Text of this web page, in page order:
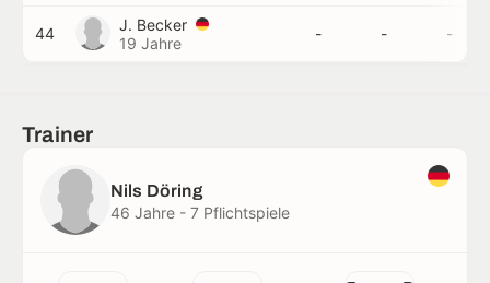
44
J. Becker
19 Jahre
- - -
Trainer
Nils Döring
46 Jahre - 7 Pflichtspiele